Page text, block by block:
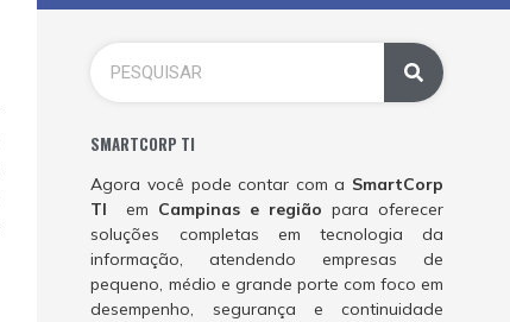
SMARTCORP TI
Agora você pode contar com a SmartCorp
TI em Campinas e região para oferecer
soluções completas em tecnologia da
informação, atendendo empresas de
pequeno, médio e grande porte com foco em
desempenho, segurança e continuidade